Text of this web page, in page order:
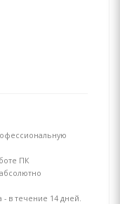
ПК
- в течение 14 дней.